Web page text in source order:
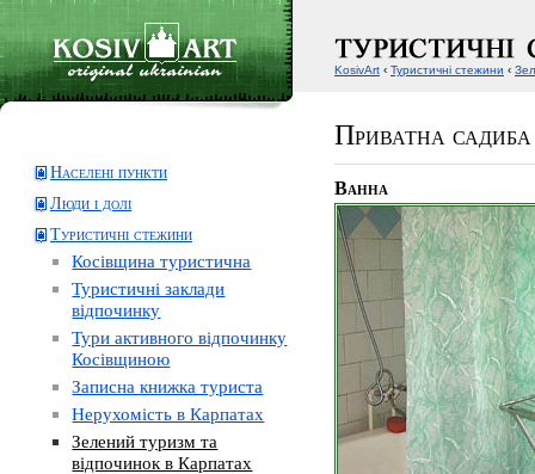
Приватна
Населені пункти
Люди і долі
Туристичні стежини
Косівщина туристична
Туристичні заклади
відпочинку
Тури активного відпочинку
Косівщиною
Записна книжка туриста
Нерухомість в Карпатах
Зелений туризм та
відпочинок в Карпатах
Ванна
KosivArt ‹ Туристичні стежини ‹